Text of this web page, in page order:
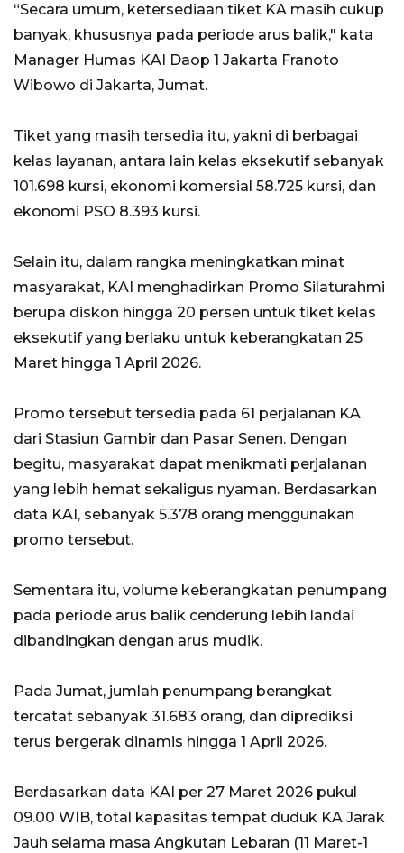
“Secara umum, ketersediaan tiket KA masih cukup
banyak, khususnya pada periode arus balik," kata
Manager Humas KAI Daop 1 Jakarta Franoto
Wibowo di Jakarta, Jumat.
Tiket yang masih tersedia itu, yakni di berbagai
kelas layanan, antara lain kelas eksekutif sebanyak
101.698 kursi, ekonomi komersial 58.725 kursi, dan
ekonomi PSO 8.393 kursi.
Selain itu, dalam rangka meningkatkan minat
masyarakat, KAI menghadirkan Promo Silaturahmi
berupa diskon hingga 20 persen untuk tiket kelas
eksekutif yang berlaku untuk keberangkatan 25
Maret hingga 1 April 2026.
Promo tersebut tersedia pada 61 perjalanan KA
dari Stasiun Gambir dan Pasar Senen. Dengan
begitu, masyarakat dapat menikmati perjalanan
yang lebih hemat sekaligus nyaman. Berdasarkan
data KAI, sebanyak 5.378 orang menggunakan
promo tersebut.
Sementara itu, volume keberangkatan penumpang
pada periode arus balik cenderung lebih landai
dibandingkan dengan arus mudik.
Pada Jumat, jumlah penumpang berangkat
tercatat sebanyak 31.683 orang, dan diprediksi
terus bergerak dinamis hingga 1 April 2026.
Berdasarkan data KAI per 27 Maret 2026 pukul
09.00 WIB, total kapasitas tempat duduk KA Jarak
Jauh selama masa Angkutan Lebaran (11 Maret-1